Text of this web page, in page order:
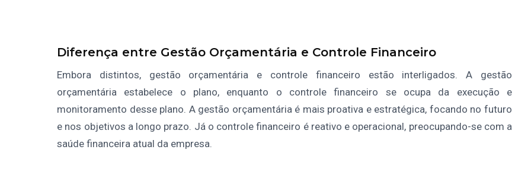
Diferença entre Gestão Orçamentária e Controle Financeiro
Embora distintos, gestão orçamentária e controle financeiro estão interligados. A gestão
orçamentária estabelece o plano, enquanto o controle financeiro se ocupa da execução e
monitoramento desse plano. A gestão orçamentária é mais proativa e estratégica, focando no futuro
e nos objetivos a longo prazo. Já o controle financeiro é reativo e operacional, preocupando-se com a
saúde financeira atual da empresa.